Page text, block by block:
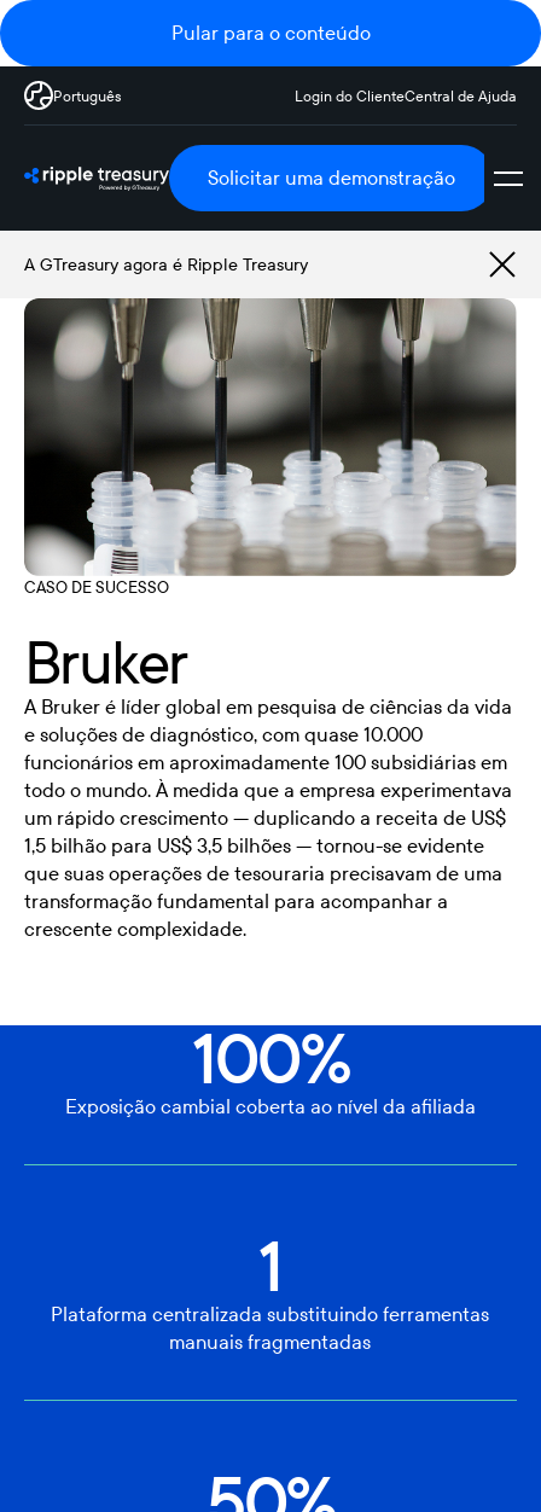
Pular para o conteúdo
Português Login do ClienteCentral de Ajuda
Solicitar uma demonstração
A GTreasury agora é Ripple Treasury
CASO DE SUCESSO
Bruker
A Bruker é líder global em pesquisa de ciências da vida
e soluções de diagnóstico, com quase 10.000
funcionários em aproximadamente 100 subsidiárias em
todo o mundo. À medida que a empresa experimentava
um rápido crescimento — duplicando a receita de US$
1,5 bilhão para US$ 3,5 bilhões — tornou-se evidente
que suas operações de tesouraria precisavam de uma
transformação fundamental para acompanhar a
crescente complexidade.
100%
Exposição cambial coberta ao nível da afiliada
1
Plataforma centralizada substituindo ferramentas
manuais fragmentadas